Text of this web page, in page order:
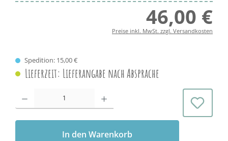
46,00 €
Preise inkl. MwSt. zzgl. Versandkosten
Spedition: 15,00 €
Lieferzeit: Lieferangabe nach Absprache
Produkt Anzahl: Gib den gewünschten Wert ein oder benutze die
In den Warenkorb